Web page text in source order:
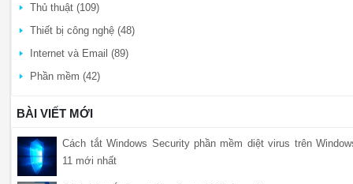
Thủ thuật (109)
Thiết bị công nghệ (48)
Internet và Email (89)
Phần mềm (42)
BÀI VIẾT MỚI
Cách tắt Windows Security phần mềm diệt virus trên
11 mới nhất